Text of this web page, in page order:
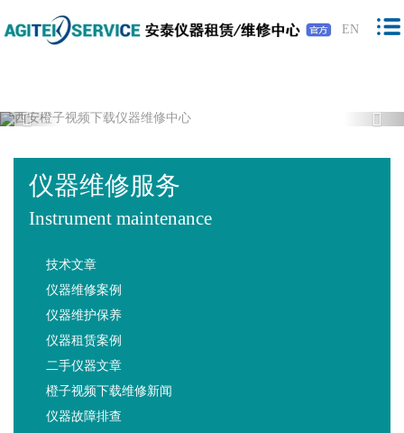
橙子视频下载,橙子视频软件,免费橙子视
频,橙子视频最新版下载
EN
Previous
仪器维修服务
Instrument maintenance
技术文章
仪器维修案例
仪器维护保养
仪器租赁案例
二手仪器文章
橙子视频下载维修新闻
仪器故障排查